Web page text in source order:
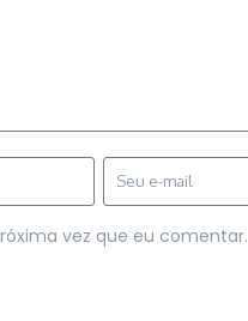
vez que eu comentar.